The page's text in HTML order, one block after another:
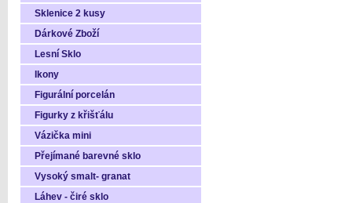
Sklenice 2 kusy
Dárkové Zboží
Lesní Sklo
Ikony
Figurální porcelán
Figurky z křišťálu
Vázička mini
Přejímané barevné sklo
Vysoký smalt- granat
Láhev - čiré sklo